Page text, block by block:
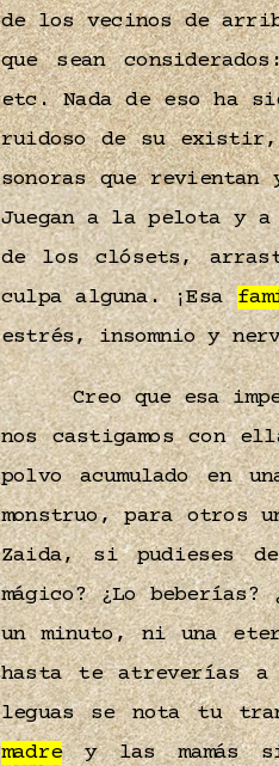
de los vecinos de
que sean
etc. Nada de eso ha
ruidoso de su existir,
sonoras que
Juegan a la pelota y
de los clósets,
culpa alguna. ¡Esa
estrés, insomnio y
Creo que esa
nos castigamos con
polvo acumulado en
monstruo, para otros
Zaida, si pudieses
mágico? ¿Lo
un minuto, ni una
hasta te atreverías a
leguas se nota tu
madrey las mamás